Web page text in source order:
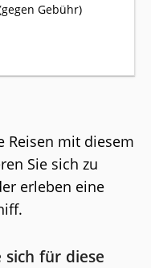
Gebühr)
Reisen mit diesem
Sie sich zu
erleben eine
sich für diese